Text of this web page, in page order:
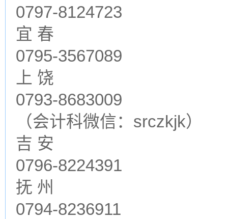
0797-8124723
宜 春
0795-3567089
上 饶
0793-8683009
（会计科微信：srczkjk）
吉 安
0796-8224391
抚 州
0794-8236911